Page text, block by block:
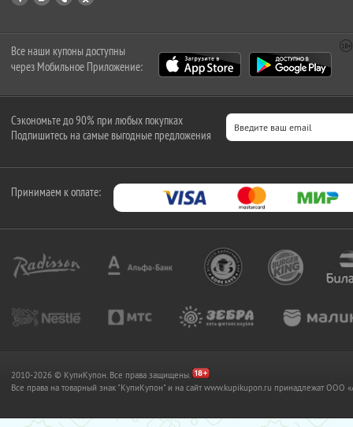
Все наши купоны доступны
через Мобильное Приложение:
Сэкономьте до 90% при любых покупках
Подпишитесь на самые выгодные предложения
Принимаем к оплате:
2010-2026 © КупиКупон. Все права защищены.
Все права на товарный знак "КупиКупон" и на сайт www.kupikupon.ru принадлежат